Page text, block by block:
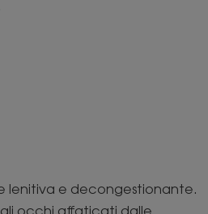
lenitiva e decongestionante.
gli occhi affaticati dalle